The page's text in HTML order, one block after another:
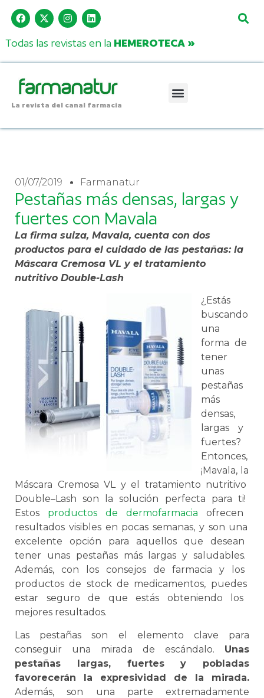
Todas las revistas en la HEMEROTECA »
La revista del canal farmacia
01/07/2019 Farmanatur
Pestañas más densas, largas y
fuertes con Mavala
La firma suiza, Mavala, cuenta con dos
productos para el cuidado de las pestañas: la
Máscara Cremosa VL y el tratamiento
nutritivo Double-Lash
¿ Estás
buscando
una
forma de
tener
unas
pestañas
más
densas,
largas y
fuertes?
Entonces,
¡Mavala, la
Máscara Cremosa VLyel tratamiento nutritivo
Double–Lash son la sol ución perfecta para ti!
Estos productos de dermofarmacia ofrecen
resultados visiblesen pocas semanas, yson una
excel ente opción para aquell os que desean
tener unaspestañasmáslargas y sal udables.
Además, con losconsejosde farmacia y los
productos de stockde medicamentos, puedes
estar seguro de que estás obteniendo los
mejores resultados.
Las pestañas son el elemento clave para
conseguir una mirada de escándalo. Unas
pestañas largas, fuertes y pobladas
favorecerán la expresividad de la mirada.
Además, son una parte extremadamente